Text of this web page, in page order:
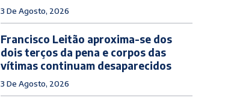
3 De Agosto, 2026
Francisco Leitão aproxima-se dos
dois terços da pena e corpos das
vítimas continuam desaparecidos
3 De Agosto, 2026